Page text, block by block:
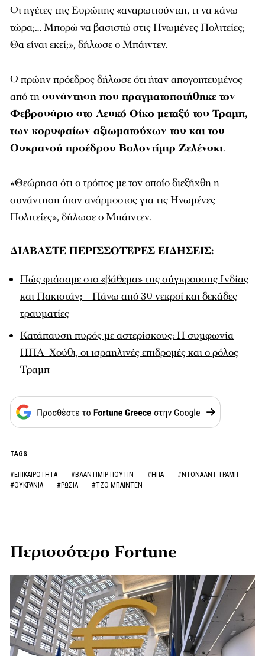
Οι ηγέτες της Ευρώπης «αναρωτιούνται, τι να κάνω
τώρα;… Μπορώ να βασιστώ στις Ηνωμένες Πολιτείες;
Θα είναι εκεί;», δήλωσε ο Μπάιντεν.
Ο πρώην πρόεδρος δήλωσε ότι ήταν απογοητευμένος
από τησυνάντηση που πραγματοποιήθηκε τον
Φεβρουάριο στο Λευκό Οίκο μεταξύ του Τραμπ,
των κορυφαίων αξιωματούχων του και του
Ουκρανού προέδρου Βολοντίμιρ Ζελένσκι.
«Θεώρησα ότι ο τρόπος με τον οποίο διεξήχθη η
συνάντηση ήταν ανάρμοστος για τις Ηνωμένες
Πολιτείες», δήλωσε ο Μπάιντεν.
ΔΙΑΒΑΣΤΕ ΠΕΡΙΣΣΟΤΕΡΕΣ ΕΙΔΗΣΕΙΣ:
Πώς φτάσαμε στο «βάθεμα» της σύγκρουσης Ινδίας
και Πακιστάν; – Πάνω από 30 νεκροί και δεκάδες
τραυματίες
Κατάπαυση πυρός με αστερίσκους: Η συμφωνία
ΗΠΑ–Χούθι, οι ισραηλινές επιδρομές και ο ρόλος
Τραμπ
TAGS
#ΕΠΙΚΑΙΡΟΤΗΤΑ #ΒΛΑΝΤΙΜΙΡ ΠΟΥΤΙΝ #ΗΠΑ
#ΝΤΟΝΑΛΝΤ ΤΡΑΜΠ
#ΟΥΚΡΑΝΙΑ
#ΡΩΣΙΑ #ΤΖΟ ΜΠΑΙΝΤΕΝ
Περισσότερο Fortune